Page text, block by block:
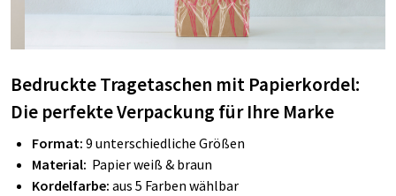
Bedruckte Tragetaschen mit Papierkordel:
Die perfekte Verpackung für Ihre Marke
Format: 9 unterschiedliche Größen
Material: Papier weiß & braun
Kordelfarbe: aus 5 Farben wählbar